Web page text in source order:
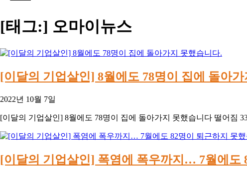
[태그:] 오마이뉴스
[이달의 기업살인] 8월에도 78명이 집에 돌아
2022년 10월 7일
[이달의 기업살인] 8월에도 78명이 집에 돌아가지 못했습니다 떨어짐
[이달의 기업살인] 폭염에 폭우까지… 7월에도